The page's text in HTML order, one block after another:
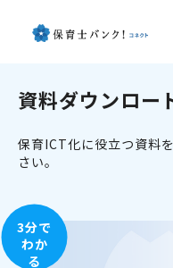
資料ダウンロー
保育ICT化に役立つ資料
さい。
3分で
わか
る